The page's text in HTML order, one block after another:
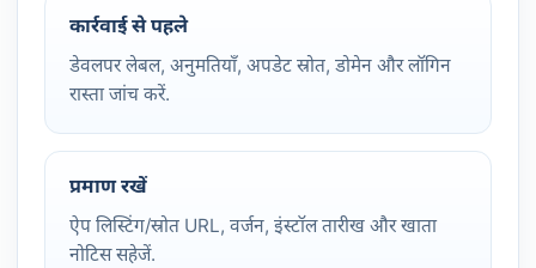
कार्रवाई से पहले
डेवलपर लेबल, अनुमतियाँ, अपडेट स्रोत, डोमेन और लॉगिन
रास्ता जांच करें.
प्रमाण रखें
ऐप लिस्टिंग/स्रोत URL, वर्जन, इंस्टॉल तारीख और खाता
नोटिस सहेजें.